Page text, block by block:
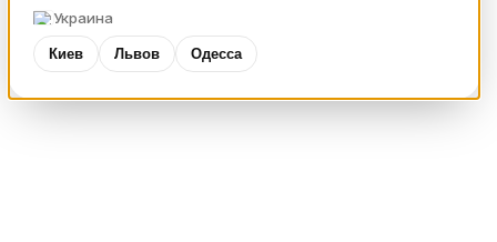
Украина
Киев Львов Одесса